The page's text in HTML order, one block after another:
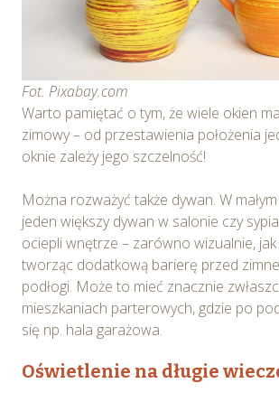
Fot. Pixabay.com
Warto pamiętać o tym, że wiele okien
zimowy – od przestawienia położenia
oknie zależy jego szczelność!
Można rozważyć także dywan. W
jeden większy dywan w salonie czy
ociepli wnętrze – zarówno wizualnie, jak
tworząc dodatkową barierę przed
podłogi. Może to mieć znacznie
mieszkaniach parterowych, gdzie po
się np. hala garażowa.
Oświetlenie na długie